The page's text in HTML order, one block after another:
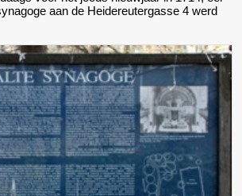
aan de Heidereutergasse 4 werd